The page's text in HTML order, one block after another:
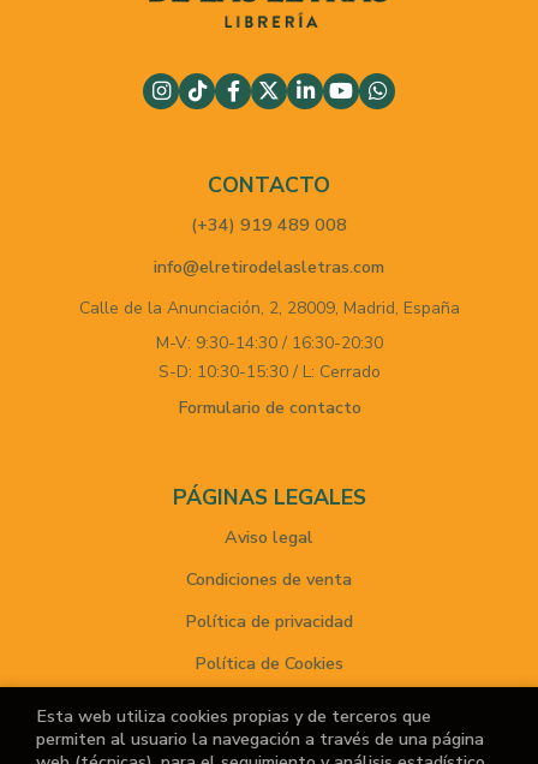
CONTACTO
(+34) 919 489 008
info@elretirodelasletras.com
Calle de la Anunciación, 2, 28009, Madrid, España
M-V: 9:30-14:30 / 16:30-20:30
S-D: 10:30-15:30 / L: Cerrado
Formulario de contacto
PÁGINAS LEGALES
Aviso legal
Condiciones de venta
Política de privacidad
Política de Cookies
ATENCIÓN AL CLIENTE
Esta web utiliza cookies propias y de terceros que
permiten al usuario la navegación a través de una página